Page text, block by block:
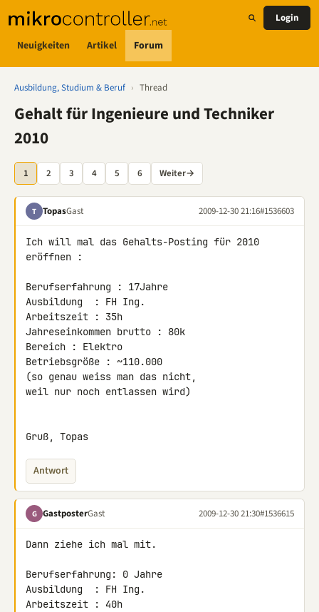
Neuigkeiten Artikel Forum
Login
Ausbildung, Studium & Beruf › Thread
Gehalt für Ingenieure und Techniker
2010
1 2 3 4 5 6 Weiter→
T TopasGast 2009-12-30 21:16#1536603
Ich will mal das Gehalts-Posting für 2010
eröffnen :
Berufserfahrung : 17Jahre
Ausbildung  : FH Ing.
Arbeitszeit : 35h
Jahreseinkommen brutto : 80k
Bereich : Elektro
Betriebsgröße : ~110.000
(so genau weiss man das nicht,
weil nur noch entlassen wird)
Gruß, Topas
Antwort
G GastposterGast 2009-12-30 21:30#1536615
Dann ziehe ich mal mit.
Berufserfahrung: 0 Jahre
Ausbildung  : FH Ing.
Arbeitszeit : 40h